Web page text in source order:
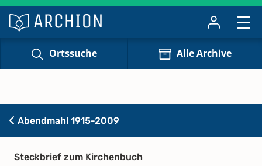
Ortssuche Alle Archive
Abendmahl 1915-2009
Steckbrief zum Kirchenbuch